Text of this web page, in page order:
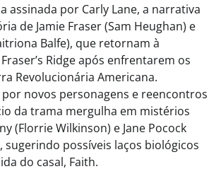
assinada por Carly Lane, a narrativa
de Jamie Fraser (Sam Heughan) e
Balfe), que retornam à
Ridge após enfrentarem os
Revolucionária Americana.
novos personagens e reencontros
da trama mergulha em mistérios
(Florrie Wilkinson) e Jane Pocock
sugerindo possíveis laços biológicos
do casal, Faith.